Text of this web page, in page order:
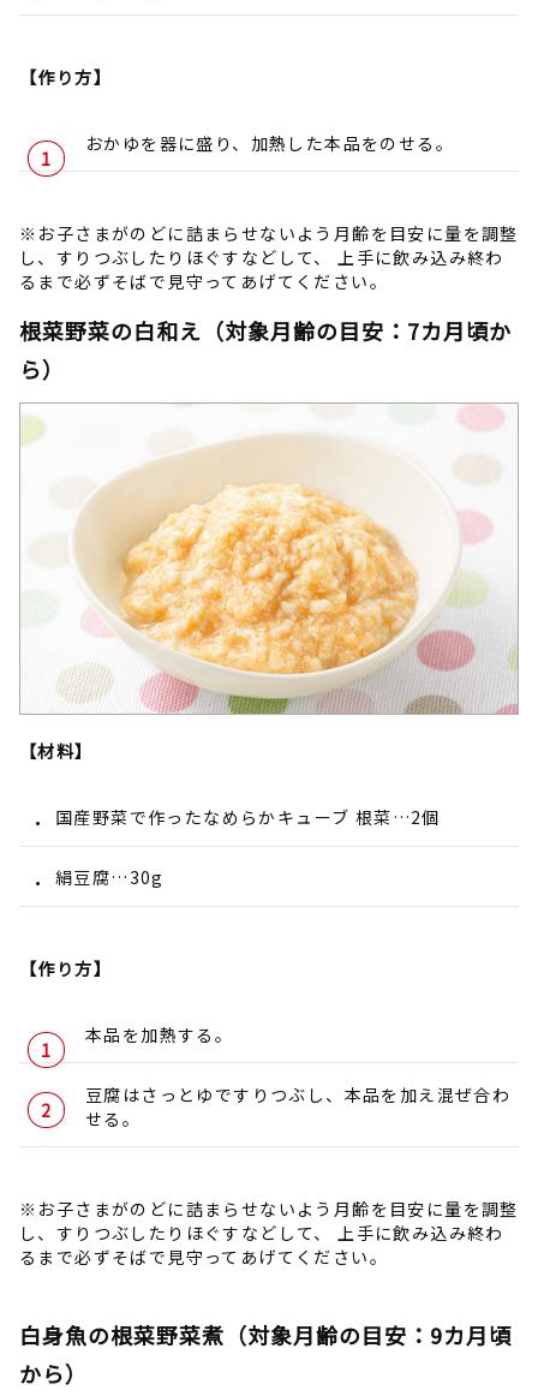
【作り方】
おかゆを器に盛り、加熱した本品をのせる。
※お子さまがのどに詰まらせないよう月齢を目安に量を調整
し、すりつぶしたりほぐすなどして、 上手に飲み込み終わ
るまで必ずそばで見守ってあげてください。
根菜野菜の白和え（対象月齢の目安：7カ月頃か
ら）
【材料】
国産野菜で作ったなめらかキューブ 根菜…2個
絹豆腐…30g
【作り方】
本品を加熱する。
豆腐はさっとゆですりつぶし、本品を加え混ぜ合わ
せる。
※お子さまがのどに詰まらせないよう月齢を目安に量を調整
し、すりつぶしたりほぐすなどして、 上手に飲み込み終わ
るまで必ずそばで見守ってあげてください。
白身魚の根菜野菜煮（対象月齢の目安：9カ月頃
から）